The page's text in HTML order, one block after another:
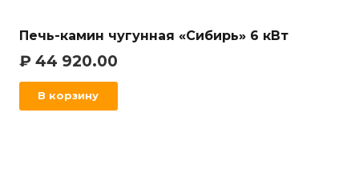
Печь-камин чугунная «Сибирь» 6 кВт
₽ 44 920.00
В корзину